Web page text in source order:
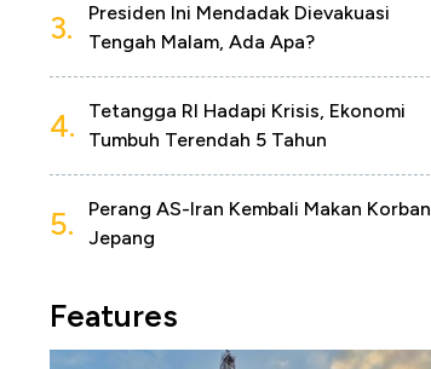
3.
Presiden Ini Mendadak Dievakuasi
Tengah Malam, Ada Apa?
4.
Tetangga RI Hadapi Krisis, Ekonomi
Tumbuh Terendah 5 Tahun
5.
Perang AS-Iran Kembali Makan Korban
Jepang
Features